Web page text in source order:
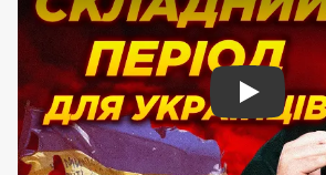
Play